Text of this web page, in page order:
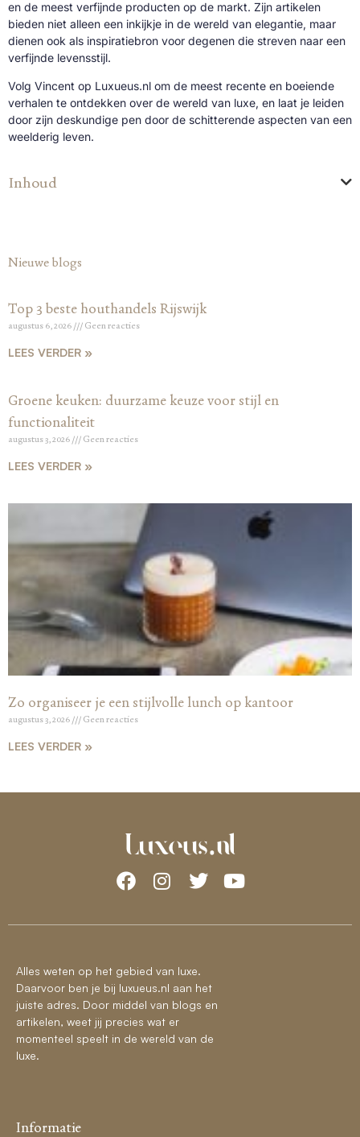
en de meest verfijnde producten op de markt. Zijn artikelen
bieden niet alleen een inkijkje in de wereld van elegantie, maar
dienen ook als inspiratiebron voor degenen die streven naar een
verfijnde levensstijl.
Volg Vincent op Luxueus.nl om de meest recente en boeiende
verhalen te ontdekken over de wereld van luxe, en laat je leiden
door zijn deskundige pen door de schitterende aspecten van een
weelderig leven.
Inhoud
Nieuwe blogs
Top 3 beste houthandels Rijswijk
augustus 6, 2026 Geen reacties
LEES VERDER »
Groene keuken: duurzame keuze voor stijl en
functionaliteit
augustus 3, 2026 Geen reacties
LEES VERDER »
Zo organiseer je een stijlvolle lunch op kantoor
augustus 3, 2026 Geen reacties
LEES VERDER »
Alles weten op het gebied van luxe.
Daarvoor ben je bij luxueus.nl aan het
juiste adres. Door middel van blogs en
artikelen, weet jij precies wat er
momenteel speelt in de wereld van de
luxe.
Informatie